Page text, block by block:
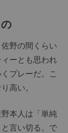
野の間くらい
ーとも思われ
プレーだ。こ
高い。
本人は「単純
言い切る。で